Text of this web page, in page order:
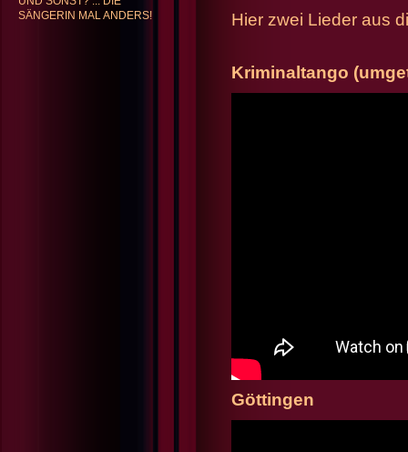
SÄNGERIN MAL ANDERS!
Hier zwei Lieder aus
Kriminaltango
Göttingen